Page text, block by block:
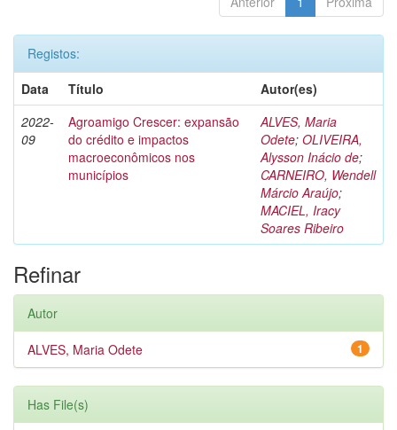
Registos:
Data
Título
Autor(es)
2022-
09
Agroamigo Crescer: expansão
do crédito e impactos
macroeconômicos nos
municípios
ALVES, Maria
Odete; OLIVEIRA,
Alysson Inácio de;
CARNEIRO, Wendell
Márcio Araújo;
MACIEL, Iracy
Soares Ribeiro
Refinar
Autor
1
ALVES, Maria Odete
Has File(s)